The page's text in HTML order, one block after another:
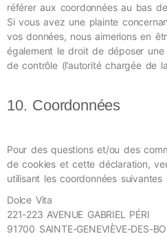
référer aux coordonnées au bas
Si vous avez une plainte
vos données, nous aimerions en
également le droit de déposer une
de contrôle (l’autorité chargée de
10. Coordonnées
Pour des questions et/ou des
de cookies et cette déclaration,
utilisant les coordonnées suivantes
Dolce Vita
221-223 AVENUE GABRIEL PÉRI
91700 SAINTE-GENEVIÈVE-DES-